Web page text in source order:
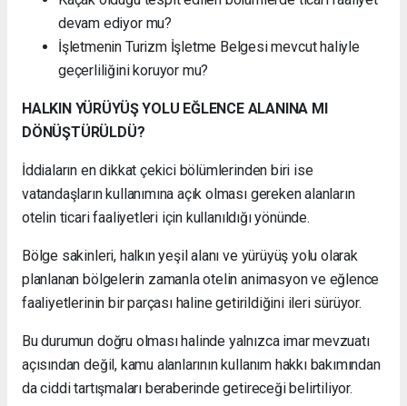
devam ediyor mu?
İşletmenin Turizm İşletme Belgesi mevcut haliyle
geçerliliğini koruyor mu?
HALKIN YÜRÜYÜŞ YOLU EĞLENCE ALANINA MI
DÖNÜŞTÜRÜLDÜ?
İddiaların en dikkat çekici bölümlerinden biri ise
vatandaşların kullanımına açık olması gereken alanların
otelin ticari faaliyetleri için kullanıldığı yönünde.
Bölge sakinleri, halkın yeşil alanı ve yürüyüş yolu olarak
planlanan bölgelerin zamanla otelin animasyon ve eğlence
faaliyetlerinin bir parçası haline getirildiğini ileri sürüyor.
Bu durumun doğru olması halinde yalnızca imar mevzuatı
açısından değil, kamu alanlarının kullanım hakkı bakımından
da ciddi tartışmaları beraberinde getireceği belirtiliyor.